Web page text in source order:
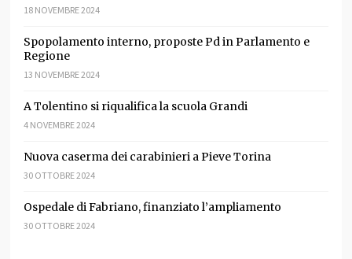
18 NOVEMBRE 2024
Spopolamento interno, proposte Pd in Parlamento e
Regione
13 NOVEMBRE 2024
A Tolentino si riqualifica la scuola Grandi
4 NOVEMBRE 2024
Nuova caserma dei carabinieri a Pieve Torina
30 OTTOBRE 2024
Ospedale di Fabriano, finanziato l’ampliamento
30 OTTOBRE 2024